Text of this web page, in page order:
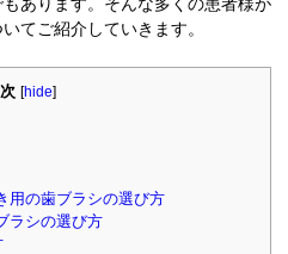
あります。そんな多くの患者様が
てご紹介していきます。
[hide]
用の歯ブラシの選び方
ラシの選び方